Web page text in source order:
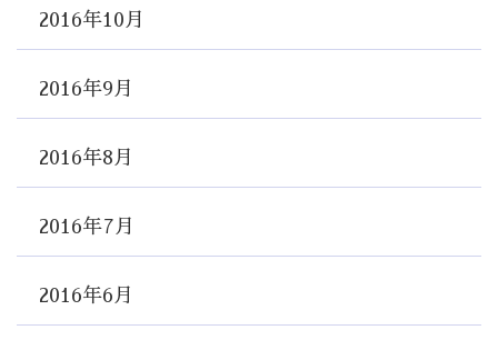
2016年10月
2016年9月
2016年8月
2016年7月
2016年6月